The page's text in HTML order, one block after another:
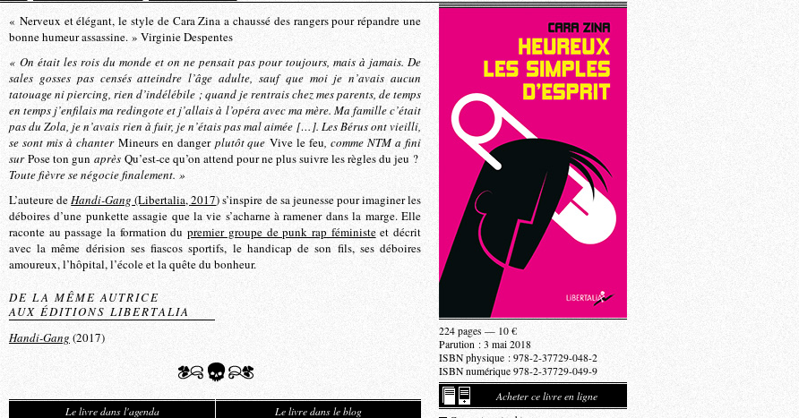
« Nerveux et élégant, le style de Cara Zina a chaussé des rangers pour répandre une
bonne humeur assassine. » Virginie Despentes
« On était les rois du monde et on ne pensait pas pour toujours, mais à jamais. De
sales gosses pas censés atteindre l’âge adulte, sauf que moi je n’avais aucun
tatouage ni piercing, rien d’indélébile ; quand je rentrais chez mes parents, de temps
en temps j’enfilais ma redingote et j’allais à l’opéra avec ma mère. Ma famille c’était
pas du Zola, je n’avais rien à fuir, je n’étais pas mal aimée […]. Les Bérus ont vieilli,
se sont mis à chanter Mineurs en dangerplutôt queVive le feu, comme NTM a fini
surPose ton gun après Qu’est-ce qu’on attend pour ne plus suivre les règles du jeu ?
Toute fièvre se négocie finalement. »
L’auteure deHandi-Gang (Libertalia, 2017) s’inspire de sa jeunesse pour imaginer les
déboires d’une punkette assagie que la vie s’acharne à ramener dans la marge. Elle
raconte au passage la formation dupremier groupe de punk rap féministeet décrit
avec la même dérision ses fiascos sportifs, le handicap de son fils, ses déboires
amoureux, l’hôpital, l’école et la quête du bonheur.
DE LA MÊME AUTRICE
AUX ÉDITIONS LIBERTALIA
Handi-Gang (2017)
Le livre dans l'agenda Le livre dans le blog
224 pages — 10 €
Parution : 3 mai 2018
ISBN physique : 978-2-37729-048-2
ISBN numérique 978-2-37729-049-9
Acheter ce livre en ligne